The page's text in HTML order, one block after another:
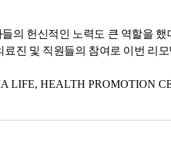
의 헌신적인 노력도 큰 역할을 했
진 및 직원들의 참여로 이번 리
LIFE, HEALTH PROMOTION